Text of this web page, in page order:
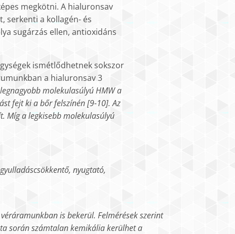
megkötni. A hialuronsav
serkenti a kollagén- és
sugárzás ellen, antioxidáns
ismétlődhetnek sokszor
a hialuronsav 3
molekulasúlyú HMW a
fejt ki a bőr felszínén [9-10]. Az
Míg a legkisebb molekulasúlyú
nyugtató,
is bekerül. Felmérések szerint
során számtalan kemikália kerülhet a